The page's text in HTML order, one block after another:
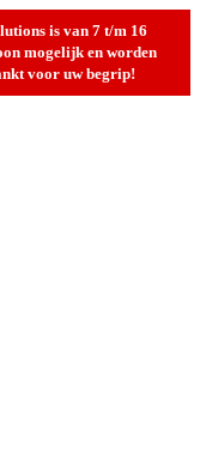
is van 7 t/m 16
mogelijk en worden
voor uw begrip!